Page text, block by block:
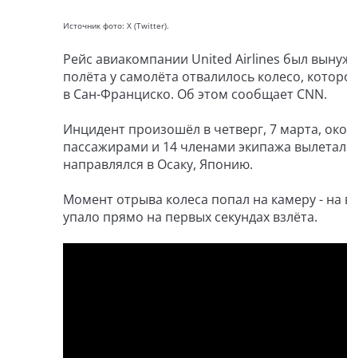
Источник фото: X (Twitter).
Рейс авиакомпании United Airlines был
полёта у самолёта отвалилось колесо,
в Сан-Франциско. Об этом сообщает CNN.
Инцидент произошёл в четверг, 7 марта,
пассажирами и 14 членами экипажа
направлялся в Осаку, Японию.
Момент отрыва колеса попал на камеру - на
упало прямо на первых секундах взлёта.